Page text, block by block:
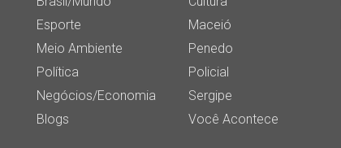
Esporte
Maceió
Meio Ambiente
Penedo
Política
Policial
Negócios/Economia
Sergipe
Blogs
Você Acontece